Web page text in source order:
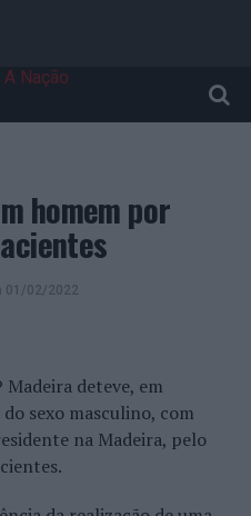
homem por
01/02/2022
Madeira deteve, em
sexo masculino, com
na Madeira, pelo